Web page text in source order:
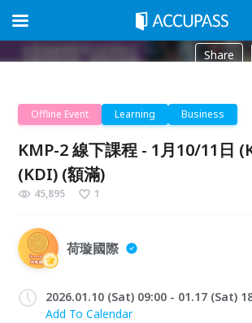
Share
Offline Event Learning Business
KMP-2 線下課程 - 1月10/11日
(KDI) (額滿)
45,895 1
荷璇國際
2026.01.10 (Sat) 09:00 - 01.17 (Sat)
Add To Calendar